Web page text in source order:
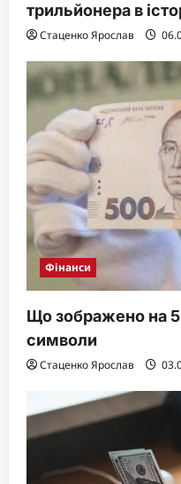
трильйонера в
Стаценко Ярослав
Фінанси
Що зображено на
символи
Стаценко Ярослав